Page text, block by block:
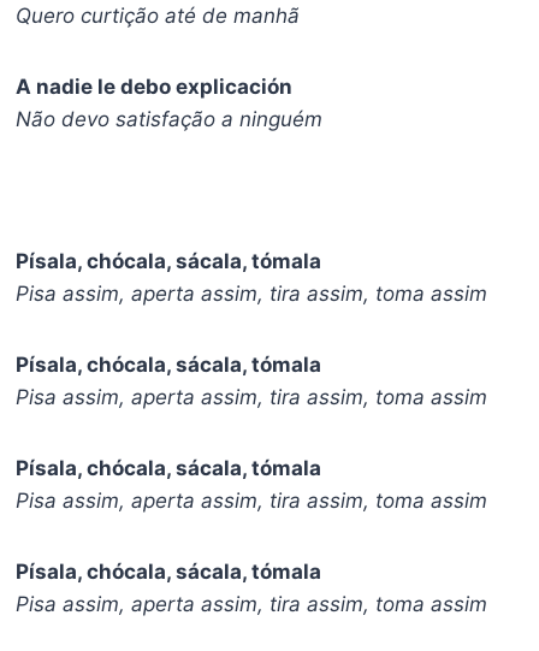
Quero curtição até de manhã
A nadie le debo explicación
Não devo satisfação a ninguém
Písala, chócala, sácala, tómala
Pisa assim, aperta assim, tira assim, toma assim
Písala, chócala, sácala, tómala
Pisa assim, aperta assim, tira assim, toma assim
Písala, chócala, sácala, tómala
Pisa assim, aperta assim, tira assim, toma assim
Písala, chócala, sácala, tómala
Pisa assim, aperta assim, tira assim, toma assim